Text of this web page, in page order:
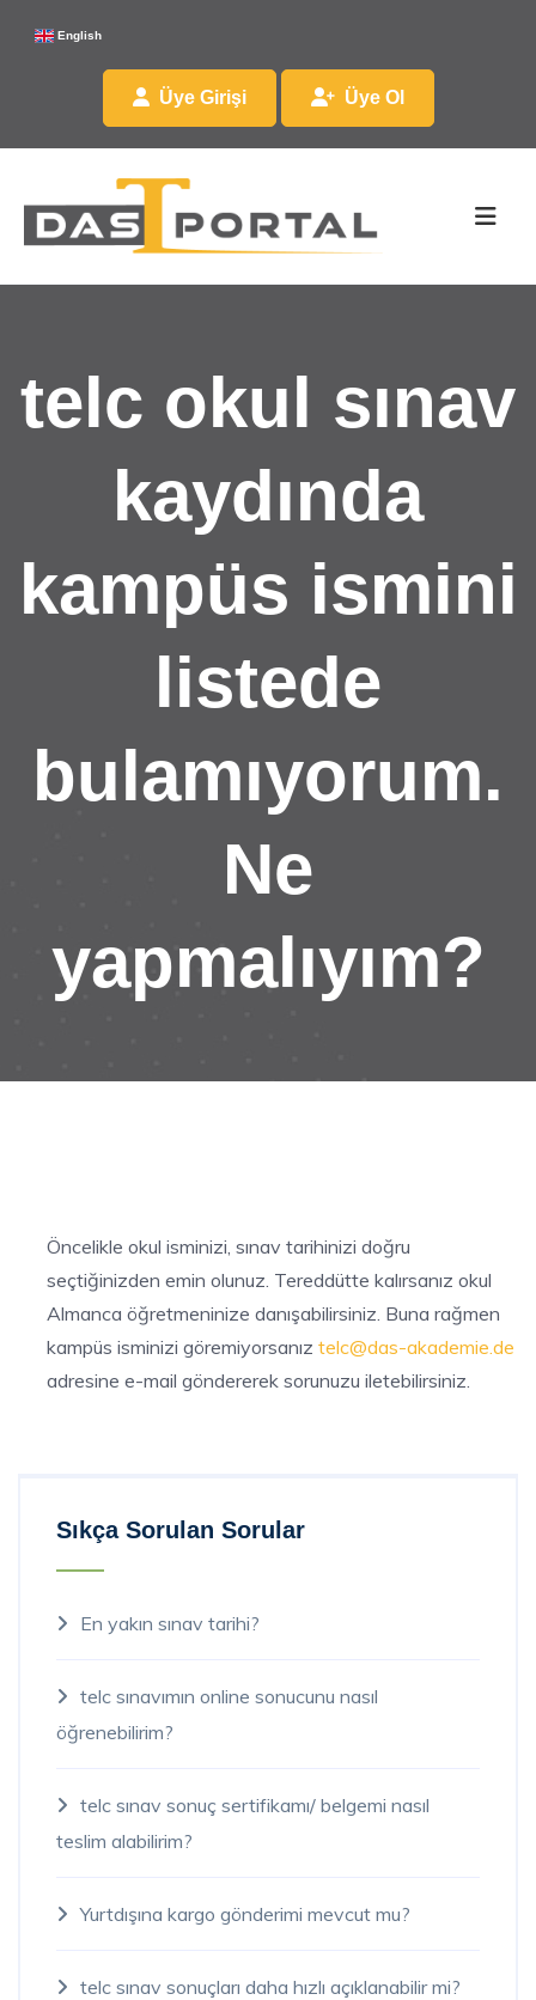
English
Üye Girişi Üye Ol
telc okul sınav
kaydında
kampüs ismini
listede
bulamıyorum.
Ne
yapmalıyım?
Öncelikle okul isminizi, sınav tarihinizi doğru
seçtiğinizden emin olunuz. Tereddütte kalırsanız okul
Almanca öğretmeninize danışabilirsiniz. Buna rağmen
kampüs isminizi göremiyorsanız telc@das-akademie.de
adresine e-mail göndererek sorunuzu iletebilirsiniz.
Sıkça Sorulan Sorular
En yakın sınav tarihi?
telc sınavımın online sonucunu nasıl
öğrenebilirim?
telc sınav sonuç sertifikamı/ belgemi nasıl
teslim alabilirim?
Yurtdışına kargo gönderimi mevcut mu?
telc sınav sonuçları daha hızlı açıklanabilir mi?